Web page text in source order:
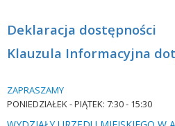
Deklaracja dostępności
Klauzula Informacyjna
ZAPRASZAMY
PONIEDZIAŁEK -PIĄTEK: 7:30 - 15:30